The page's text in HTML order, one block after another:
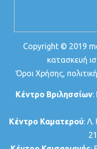
Copyright © 2019
κατασκευή
Όροι Χρήσης,
Κέντρο Βριλησσίων:
Κέντρο Καματερού: Λ.